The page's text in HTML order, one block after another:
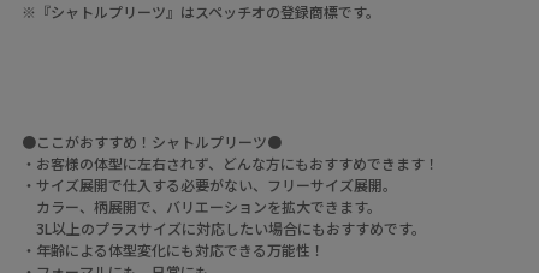
※『シャトルプリーツ』はスペッチオの登録商標です。
●ここがおすすめ！シャトルプリーツ●
・お客様の体型に左右されず、どんな方にもおすすめできます！
・サイズ展開で仕入する必要がない、フリーサイズ展開。
カラー、柄展開で、バリエーションを拡大できます。
3L以上のプラスサイズに対応したい場合にもおすすめです。
・年齢による体型変化にも対応できる万能性！